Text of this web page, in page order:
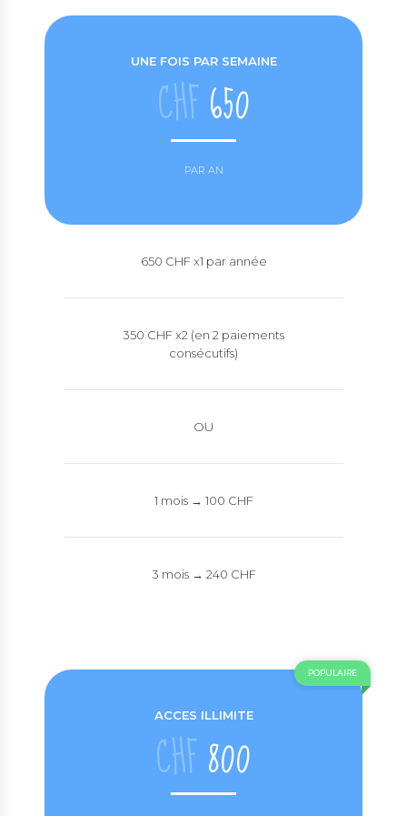
UNE FOIS PAR SEMAINE
CHF650
PAR AN
650 CHF x1 par année
350 CHF x2 (en 2 paiements
consécutifs)
OU
1 mois → 100 CHF
3 mois → 240 CHF
POPULAIRE
ACCES ILLIMITE
CHF800